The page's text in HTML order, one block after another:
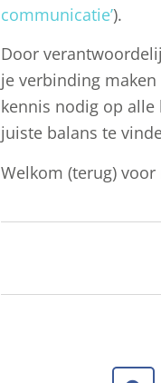
communicatie’).
Door
je verbinding
kennis nodig op
juiste balans te
Welkom (terug)